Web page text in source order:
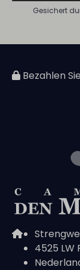
Gesichert
Bezahlen
4525